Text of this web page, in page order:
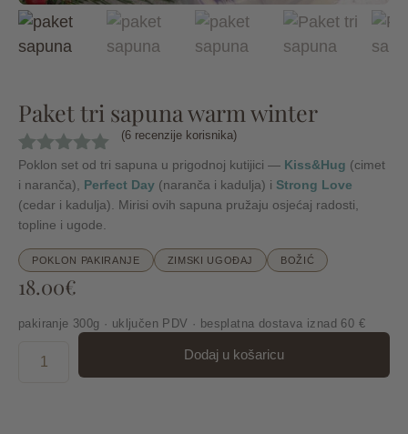
Paket tri sapuna warm winter
Korisničke
ocjene:5.00
od ukupno
5 (
6
korisnika)
(6recenzije korisnika)
Poklon set od tri sapuna u prigodnoj kutijici — Kiss&Hug (cimet
i naranča), Perfect Day (naranča i kadulja) i Strong Love
(cedar i kadulja). Mirisi ovih sapuna pružaju osjećaj radosti,
topline i ugode.
POKLON PAKIRANJE ZIMSKI UGOĐAJ BOŽIĆ
18.00€
pakiranje 300g · uključen PDV · besplatna dostava iznad 60 €
Dodaj u košaricu